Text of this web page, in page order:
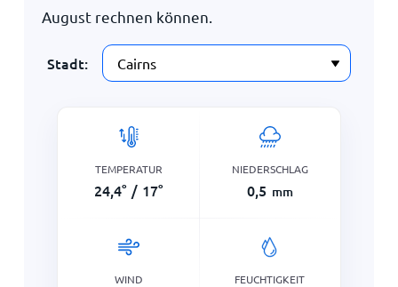
Augustrechnen können.
Stadt:
TEMPERATUR
24,4° / 17°
NIEDERSCHLAG
0,5 mm
WIND FEUCHTIGKEIT